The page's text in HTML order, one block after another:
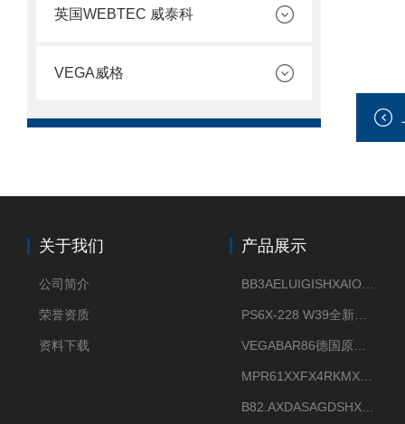
英国WEBTEC 威泰科
VEGA威格
关于我们
公司简介
荣誉资质
资料下载
产品展示